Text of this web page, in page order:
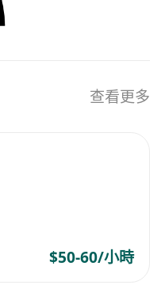
查看更多
$50-60/小時